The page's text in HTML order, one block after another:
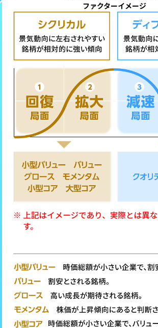
ファクターイメージ